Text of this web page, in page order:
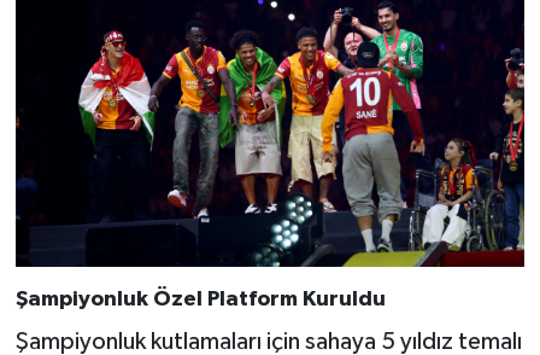
Şampiyonluk Özel Platform Kuruldu
Şampiyonluk kutlamaları için sahaya 5 yıldız temalı